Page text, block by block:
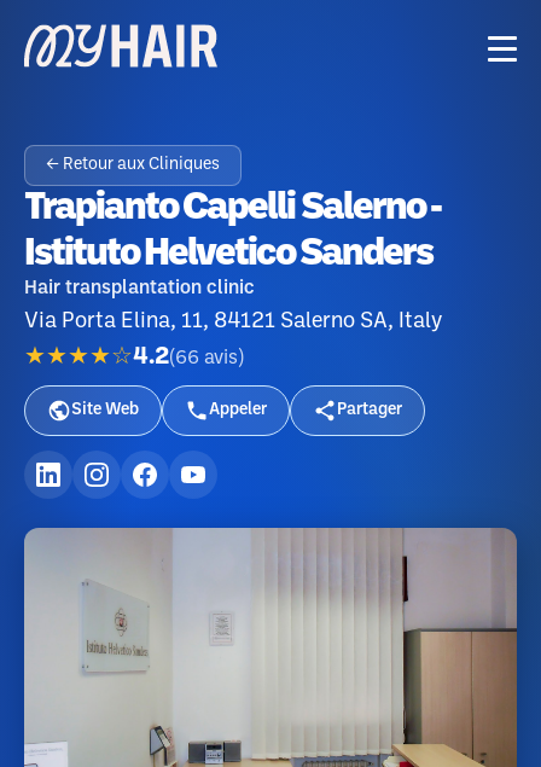
← Retour aux Cliniques
Trapianto Capelli Salerno -
Istituto Helvetico Sanders
Hair transplantation clinic
Via Porta Elina, 11, 84121 Salerno SA, Italy
★★★★☆4.2(66 avis )
Site Web Appeler Partager